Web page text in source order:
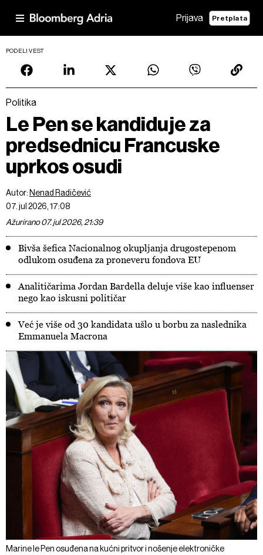
Prijava Pretplata
PODELI VEST
Politika
Le Pen se kandiduje za
predsednicu Francuske
uprkos osudi
Autor: Nenad Radičević
07. jul 2026, 17:08
Ažurirano 07. jul 2026, 21:39
Bivša šefica Nacionalnog okupljanja drugostepenom
odlukom osuđena za proneveru fondova EU
Analitičarima Jordan Bardella deluje više kao influenser
nego kao iskusni političar
Već je više od 30 kandidata ušlo u borbu za naslednika
Emmanuela Macrona
Marine le Pen osuđena na kućni pritvor i nošenje elektroničke